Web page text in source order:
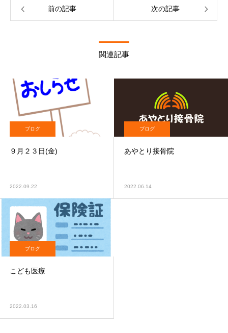
前の記事 次の記事
関連記事
ブログ
９月２３日(金)
2022.09.22
ブログ
あやとり接骨院
2022.06.14
ブログ
こども医療
2022.03.16